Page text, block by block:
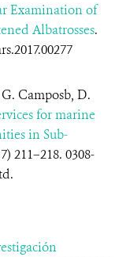
Examination of
Albatrosses.
Camposb, D.
for marine
in Sub-
211–218. 0308-